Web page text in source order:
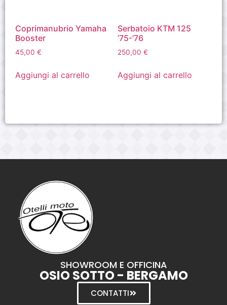
Coprimanubrio Yamaha
Booster
45,00 €
Aggiungi al carrello
Serbatoio KTM 125
’75-’76
250,00 €
Aggiungi al carrello
SHOWROOM E OFFICINA
OSIO SOTTO - BERGAMO
CONTATTI